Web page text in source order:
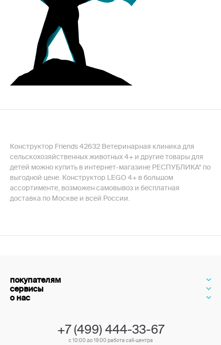
Конструктор Friends 42632 Ветеринарная клиника для
сельскохозяйственных животных 4+ и другие товары для
детей можно купить в интернет-магазине РЕСПУБЛИКА* по
выгодной цене. Конструктор LEGO 4+ в большом
ассортименте, возможен самовывоз и бесплатная
доставка по Москве и всей России.
покупателям
сервисы
о нас
+7 (499) 444-33-67
с 10:00 до 19:00 работа call-центра